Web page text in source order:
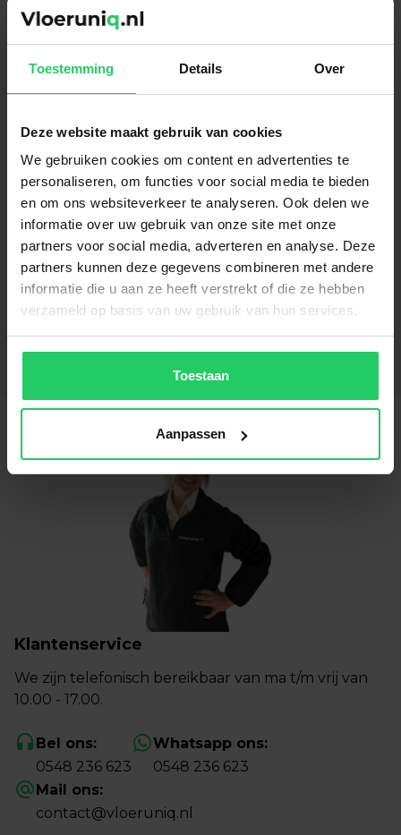
Toestemming Details Over
Deze website maakt gebruik van cookies
We gebruiken cookies om content en advertenties te
personaliseren, om functies voor social media te bieden
en om ons websiteverkeer te analyseren. Ook delen we
informatie over uw gebruik van onze site met onze
partners voor social media, adverteren en analyse. Deze
partners kunnen deze gegevens combineren met andere
informatie die u aan ze heeft verstrekt of die ze hebben
verzameld op basis van uw gebruik van hun services.
Toestaan
Aanpassen
Neem van elke gewenste vloer grote
planken mee naar huis. Bekijk de
in de woning en bekijk ze overdag en 's
Gerelateerde producten
PVC Stroken - Azzuro Beige
€34.95 per m²
Klantenservice
We zijn telefonisch bereikbaar van ma t/m vrij van
10.00 - 17.00.
Bel ons:
0548 236 623
Whatsapp ons:
0548 236 623
Mail ons:
contact@vloeruniq.nl